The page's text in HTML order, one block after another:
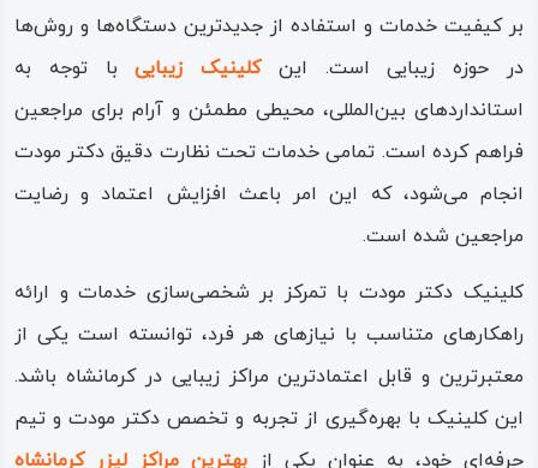
بر کیفیت خدمات و استفاده از جدیدترین دستگاه‌ها و روش‌ها
در حوزه زیبایی است. اینکلینیک زیباییبا توجه به
استانداردهای بین‌المللی، محیطی مطمئن و آرام برای مراجعین
فراهم کرده است. تمامی خدمات تحت نظارت دقیق دکتر مودت
انجام می‌شود، که این امر باعث افزایش اعتماد و رضایت
مراجعین شده است.
کلینیک دکتر مودت با تمرکز بر شخصی‌سازی خدمات و ارائه
راهکارهای متناسب با نیازهای هر فرد، توانسته است یکی از
معتبرترین و قابل اعتمادترین مراکز زیبایی در کرمانشاه باشد.
این کلینیک با بهره‌گیری از تجربه و تخصص دکتر مودت و تیم
حرفه‌ای خود، به عنوان یکی از بهترین مراکز لیزر کرمانشاه